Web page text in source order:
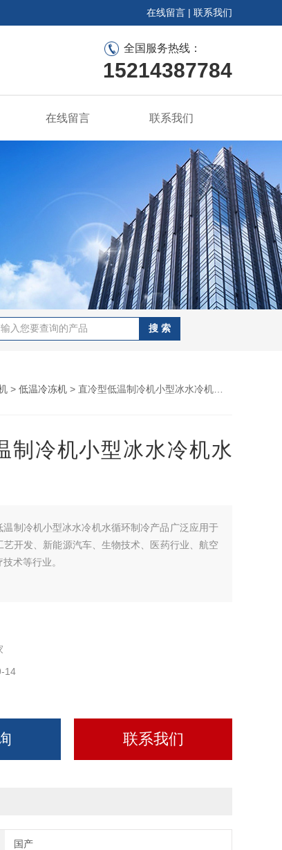
在线留言 | 联系我们
全国服务热线：
15214387784
在线留言 联系我们
> 低温冷冻机 > 直冷型低温制冷机小型冰水冷机水循环制冷
制冷机小型冰水冷机水
温制冷机小型冰水冷机水循环制冷产品广泛应用于
艺开发、新能源汽车、生物技术、医药行业、航空
术等行业。
14
联系我们
国产